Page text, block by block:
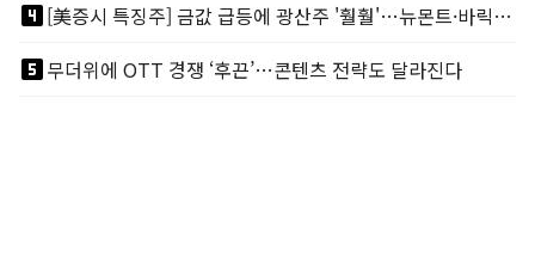
looks_4
[美증시 특징주] 금값 급등에 광산주 '훨훨'…뉴몬트·바릭마이닝 주도
looks_5무더위에 OTT 경쟁 ‘후끈’…콘텐츠 전략도 달라진다